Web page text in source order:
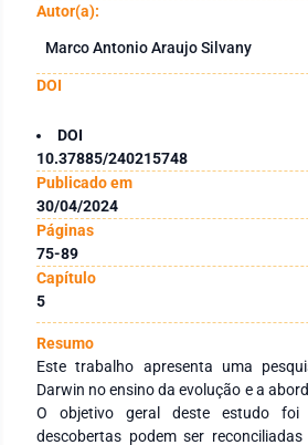
Autor(a):
Marco Antonio Araujo Silvany
DOI
DOI
10.37885/240215748
Publicado em
30/04/2024
Páginas
75-89
Capítulo
5
Resumo
Este trabalho apresenta uma
Darwin no ensino da evolução e a
O objetivo geral deste estudo foi
descobertas podem ser